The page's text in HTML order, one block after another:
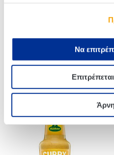
Να
Σάλτσα Σόγιας Kikkoman
Tamari Χωρίς Γλουτένη
250ml